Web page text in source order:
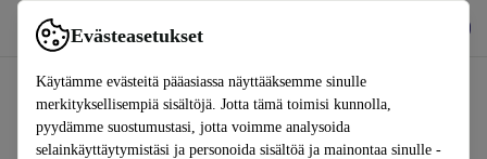
Evästeasetukset
Käytämme evästeitä pääasiassa näyttääksemme sinulle
merkityksellisempiä sisältöjä. Jotta tämä toimisi kunnolla,
pyydämme suostumustasi, jotta voimme analysoida
selainkäyttäytymistäsi ja personoida sisältöä ja mainontaa sinulle -
Käytä refurbed-palvelua nopeasti ja helposti